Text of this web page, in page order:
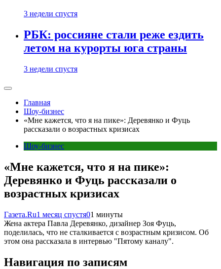
3 недели спустя
РБК: россияне стали реже ездить
летом на курорты юга страны
3 недели спустя
Главная
Шоу-бизнес
«Мне кажется, что я на пике»: Деревянко и Фуць
рассказали о возрастных кризисах
Шоу-бизнес
«Мне кажется, что я на пике»:
Деревянко и Фуць рассказали о
возрастных кризисах
Газета.Ru1 месяц спустя01 минуты
Жена актера Павла Деревянко, дизайнер Зоя Фуць,
поделилась, что не сталкивается с возрастным кризисом. Об
этом она рассказала в интервью "Пятому каналу".
Навигация по записям